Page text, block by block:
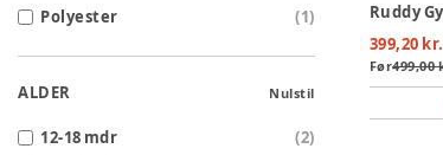
Polyester (1)
ALDER Nulstil
12-18 mdr (2)
Ruddy
399,20 kr.
Før499,00